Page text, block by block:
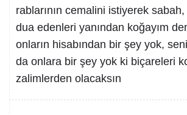
rablarının cemalini istiyerek
dua edenleri yanından koğayım
onların hisabından bir şey yok,
da onlara bir şey yok ki biçareleri
zalimlerden olacaksın